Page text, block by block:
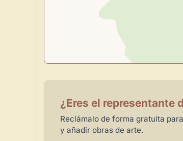
¿Eres el representante
Reclámalo de forma gratuita
y añadir obras de arte.